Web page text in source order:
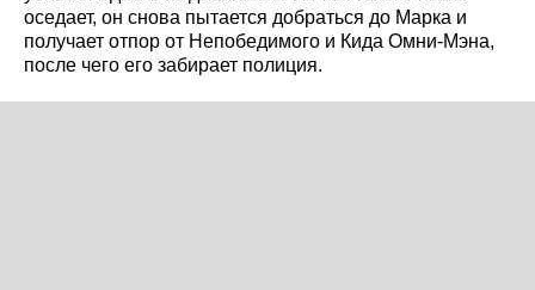
оседает, он снова пытается добраться до Марка и
получает отпор от Непобедимого и Кида Омни‑Мэна,
после чего его забирает полиция.